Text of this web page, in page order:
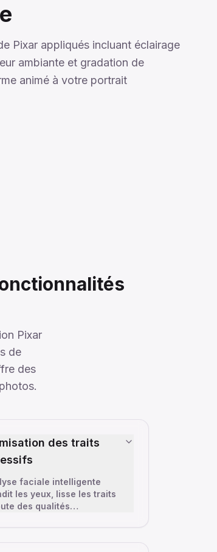
Pixar appliqués incluant éclairage
ambiante et gradation de
animé à votre portrait
Pixar
de
des
des traits
faciale intelligente
les yeux, lisse les traits
des qualités